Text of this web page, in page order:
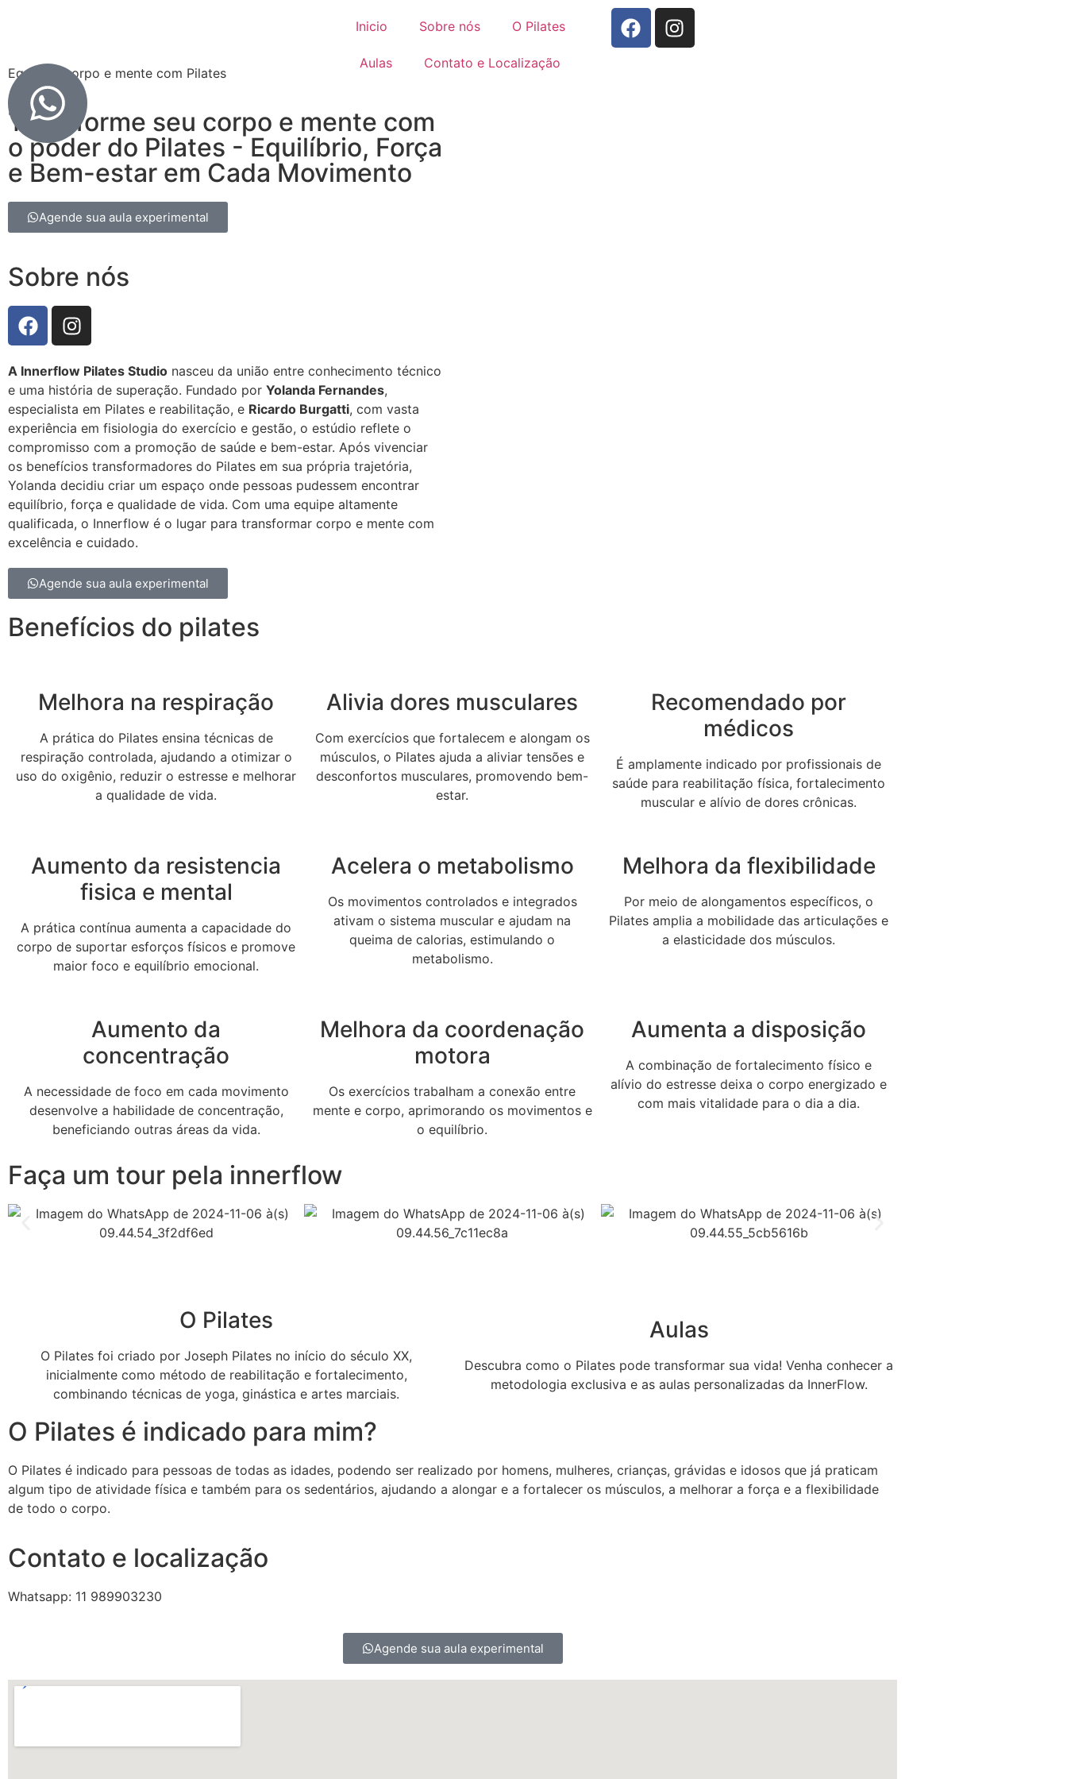
Inicio Sobre nós O Pilates
Aulas Contato e Localização
Equilibre corpo e mente com Pilates
Transforme seu corpo e mente com
o poder do Pilates - Equilíbrio, Força
e Bem-estar em Cada Movimento
Agende sua aula experimental
Sobre nós
A Innerflow Pilates Studio nasceu da união entre conhecimento técnico
e uma história de superação. Fundado por Yolanda Fernandes,
especialista em Pilates e reabilitação, e Ricardo Burgatti, com vasta
experiência em fisiologia do exercício e gestão, o estúdio reflete o
compromisso com a promoção de saúde e bem-estar. Após vivenciar
os benefícios transformadores do Pilates em sua própria trajetória,
Yolanda decidiu criar um espaço onde pessoas pudessem encontrar
equilíbrio, força e qualidade de vida. Com uma equipe altamente
qualificada, o Innerflow é o lugar para transformar corpo e mente com
excelência e cuidado.
Agende sua aula experimental
Benefícios do pilates
Melhora na respiração
A prática do Pilates ensina técnicas de
respiração controlada, ajudando a otimizar o
uso do oxigênio, reduzir o estresse e melhorar
a qualidade de vida.
Alivia dores musculares
Com exercícios que fortalecem e alongam os
músculos, o Pilates ajuda a aliviar tensões e
desconfortos musculares, promovendo bem-
estar.
Recomendado por
médicos
É amplamente indicado por profissionais de
saúde para reabilitação física, fortalecimento
muscular e alívio de dores crônicas.
Aumento da resistencia
fisica e mental
A prática contínua aumenta a capacidade do
corpo de suportar esforços físicos e promove
maior foco e equilíbrio emocional.
Acelera o metabolismo
Os movimentos controlados e integrados
ativam o sistema muscular e ajudam na
queima de calorias, estimulando o
metabolismo.
Melhora da flexibilidade
Por meio de alongamentos específicos, o
Pilates amplia a mobilidade das articulações e
a elasticidade dos músculos.
Aumento da
concentração
A necessidade de foco em cada movimento
desenvolve a habilidade de concentração,
beneficiando outras áreas da vida.
Melhora da coordenação
motora
Os exercícios trabalham a conexão entre
mente e corpo, aprimorando os movimentos e
o equilíbrio.
Aumenta a disposição
A combinação de fortalecimento físico e
alívio do estresse deixa o corpo energizado e
com mais vitalidade para o dia a dia.
Faça um tour pela innerflow
O Pilates
O Pilates foi criado por Joseph Pilates no início do século XX,
inicialmente como método de reabilitação e fortalecimento,
combinando técnicas de yoga, ginástica e artes marciais.
Aulas
Descubra como o Pilates pode transformar sua vida! Venha conhecer a
metodologia exclusiva e as aulas personalizadas da InnerFlow.
O Pilates é indicado para mim?
O Pilates é indicado para pessoas de todas as idades, podendo ser realizado por homens, mulheres, crianças, grávidas e idosos que já praticam
algum tipo de atividade física e também para os sedentários, ajudando a alongar e a fortalecer os músculos, a melhorar a força e a flexibilidade
de todo o corpo.
Contato e localização
Whatsapp: 11 989903230
Agende sua aula experimental